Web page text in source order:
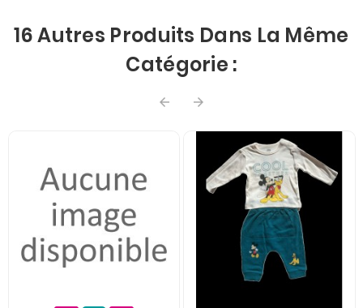
16 Autres Produits Dans La Même
Catégorie :
 